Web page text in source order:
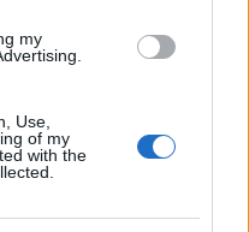
my
Use,
of my
with the